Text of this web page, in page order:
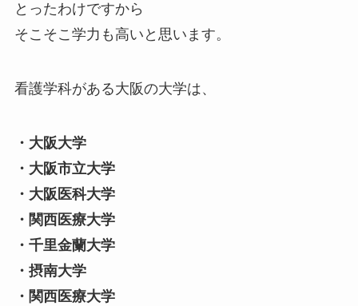
とったわけですから
そこそこ学力も高いと思います。
看護学科がある大阪の大学は、
・大阪大学
・大阪市立大学
・大阪医科大学
・関西医療大学
・千里金蘭大学
・摂南大学
・関西医療大学